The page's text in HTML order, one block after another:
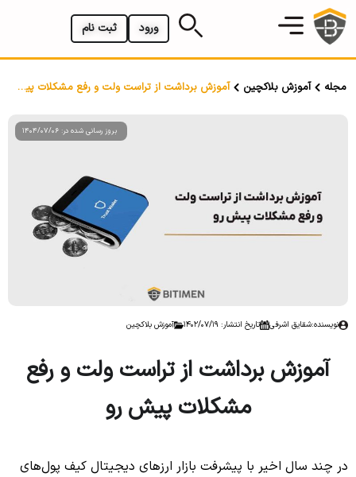
ثبت نام ورود
مجله آموزش بلاکچین آموزش برداشت از تراست ولت و رفع مشکلات پیش رو
بروز رسانی شده در: 1404/07/06
نویسنده:شقایق اشرفی تاریخ انتشار: 1402/07/19 آموزش بلاکچین
آموزش برداشت از تراست ولت و رفع
مشکلات پیش رو
در چند سال اخیر با پیشرفت بازار ارزهای دیجیتال کیف پول‌های